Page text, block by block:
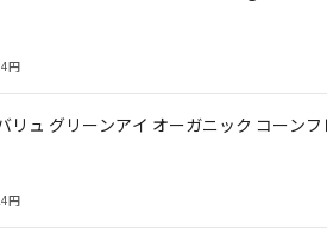
円
リュ グリーンアイ オーガニック コーン
円